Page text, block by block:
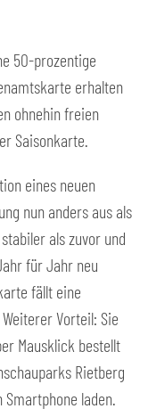
50-prozentige
erhalten
ohnehin freien
Saisonkarte.
eines neuen
nun anders aus als
als zuvor und
für Jahr neu
fällt eine
Vorteil: Sie
Mausklick bestellt
Rietberg
laden.